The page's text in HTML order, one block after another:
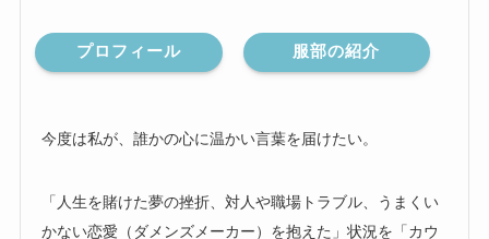
プロフィール 服部の紹介
今度は私が、誰かの心に温かい言葉を届けたい。
「人生を賭けた夢の挫折、対人や職場トラブル、うまくい
かない恋愛（ダメンズメーカー）を抱えた」状況を「カウ